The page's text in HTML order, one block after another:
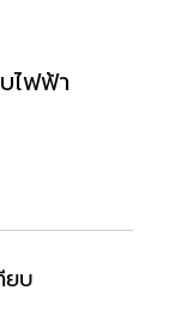
ไฟฟ้า
ยบ